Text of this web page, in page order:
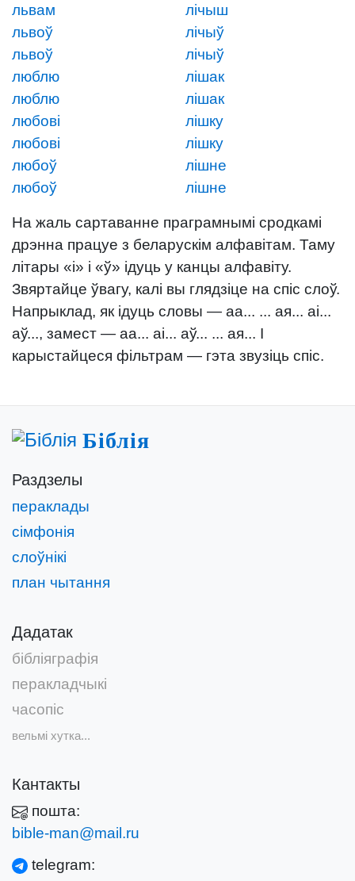
львам
львоў
львоў
люблю
люблю
любові
любові
любоў
любоў
лічыш
лічыў
лічыў
лішак
лішак
лішку
лішку
лішне
лішне
На жаль сартаванне праграмнымі сродкамі
дрэнна працуе з беларускім алфавітам. Таму
літары «і» і «ў» ідуць у канцы алфавіту.
Звяртайце ўвагу, калі вы глядзіце на спіс слоў.
Напрыклад, як ідуць словы — аа... ... ая... аі...
аў..., замест — аа... аі... аў... ... ая... І
карыстайцеся фільтрам — гэта звузіць спіс.
Біблія
Раздзелы
пераклады
сімфонія
слоўнікі
план чытання
Дадатак
бібліяграфія
перакладчыкі
часопіс
вельмі хутка...
Кантакты
пошта:
bible-man@mail.ru
telegram: